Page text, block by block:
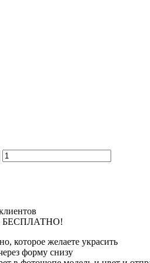
которое желаете украсить
форму снизу